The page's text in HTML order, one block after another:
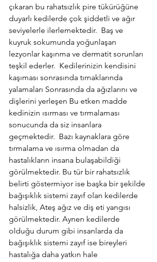
çıkaran bu rahatsızlık pire tükürüğüne
duyarlı kedilerde çok şiddetli ve ağır
seviyelerle ilerlemektedir.  Baş ve
kuyruk sokumunda yoğunlaşan
lezyonlar kaşınma ve dermatit sorunları
teşkil ederler.  Kedilerinizin kendisini
kaşıması sonrasında tırnaklarında
yalamaları Sonrasında da ağızlarını ve
dişlerini yerleşen Bu etken madde
kedinizin ısırması ve tırmalaması
sonucunda da siz insanlara
geçmektedir.  Bazı kaynaklara göre
tırmalama ve ısırma olmadan da
hastalıkların insana bulaşabildiği
görülmektedir. Bu tür bir rahatsızlık
belirti göstermiyor ise başka bir şekilde
bağışıklık sistemi zayıf olan kedilerde
halsizlik, Ateş ağız ve diş eti yangısı
görülmektedir. Aynen kedilerde
olduğu durum gibi insanlarda da
bağışıklık sistemi zayıf ise bireyleri
hastalığa daha yatkın hale